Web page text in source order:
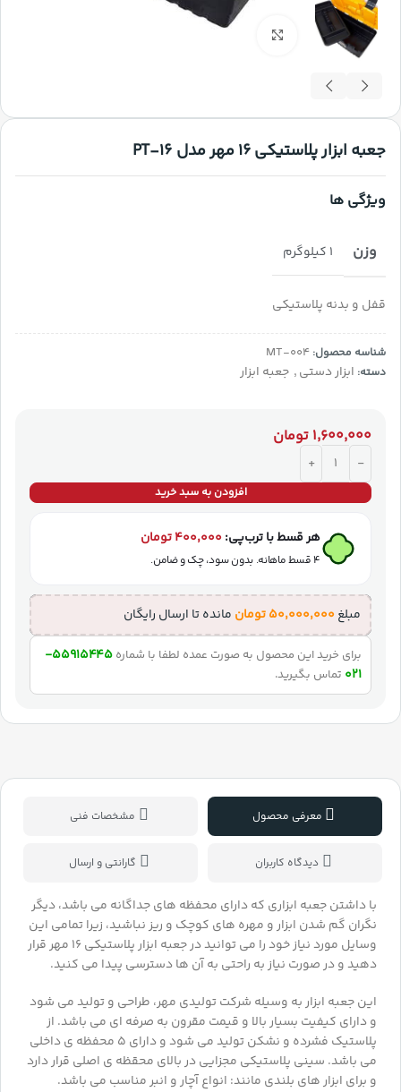
جعبه ابزار پلاستیکی 16 مهر مدل PT-16
ویژگی ها
وزن 1 کیلوگرم
قفل و بدنه پلاستیکی
شناسه محصول: MT-004
دسته: ابزار دستی, جعبه ابزار
۱,۶۰۰,۰۰۰ تومان
افزودن به سبد خرید
هر قسط با ترب‌پی:۴۰۰,۰۰۰تومان
۴ قسط ماهانه. بدون سود، چک و ضامن.
مبلغ۵۰,۰۰۰,۰۰۰تومان مانده تا ارسال رایگان
برای خرید این محصول به صورت عمده لطفا با شماره
55915445-
021 تماس بگیرید.
معرفی محصول مشخصات فنی
دیدگاه کاربران گارانتی و ارسال
با داشتن جعبه ابزاری که دارای محفظه های جداگانه می باشد، دیگر
نگران گم شدن ابزار و مهره های کوچک و ریز نباشید، زیرا تمامی این
وسایل مورد نیاز خود را می توانید در جعبه ابزار پلاستیکی 16 مهر قرار
دهید و در صورت نیاز به راحتی به آن ها دسترسی پیدا می کنید.
این جعبه ابزار به وسیله شرکت تولیدی مهر، طراحی و تولید می شود
و دارای کیفیت بسیار بالا و قیمت مقرون به صرفه ای می باشد. از
پلاستیک فشرده و نشکن تولید می شود و دارای 5 محفظه ی داخلی
می باشد. سینی پلاستیکی مجزایی در بالای محقظه ی اصلی قرار دارد
و برای ابزار های بلندی مانند: انواع آچار و انبر مناسب می باشد.